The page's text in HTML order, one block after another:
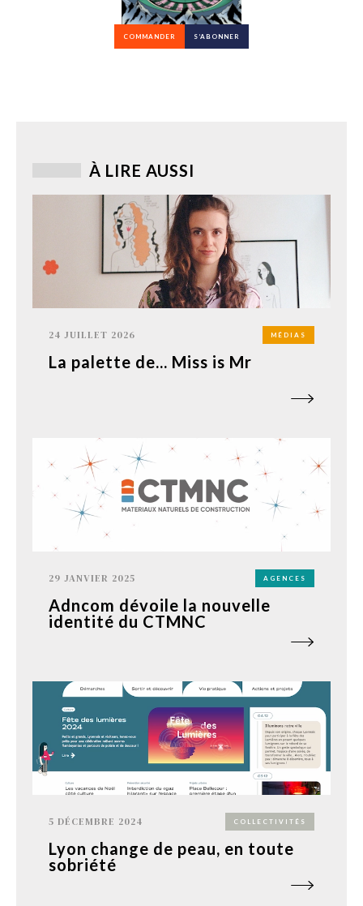
COMMANDER S’ABONNER
À LIRE AUSSI
24 JUILLET 2026 MÉDIAS
La palette de... Miss is Mr
29 JANVIER 2025 AGENCES
Adncom dévoile la nouvelle
identité du CTMNC
5 DÉCEMBRE 2024 COLLECTIVITÉS
Lyon change de peau, en toute
sobriété